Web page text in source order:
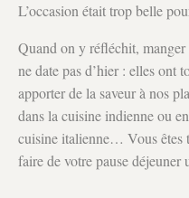
L’occasion était trop belle
Quand on y réfléchit, manger
ne date pas d’hier : elles ont
apporter de la saveur à nos
dans la cuisine indienne ou
cuisine italienne… Vous êtes
faire de votre pause